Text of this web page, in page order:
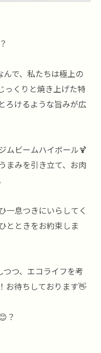
で、私たちは極上の
っくりと焼き上げた特
ろけるような旨みが広
ムビームハイボール🍹
まみを引き立て、お肉
一息つきにいらしてく
とときをお約束しま
つ、エコライフを考
お待ちしております👋
？